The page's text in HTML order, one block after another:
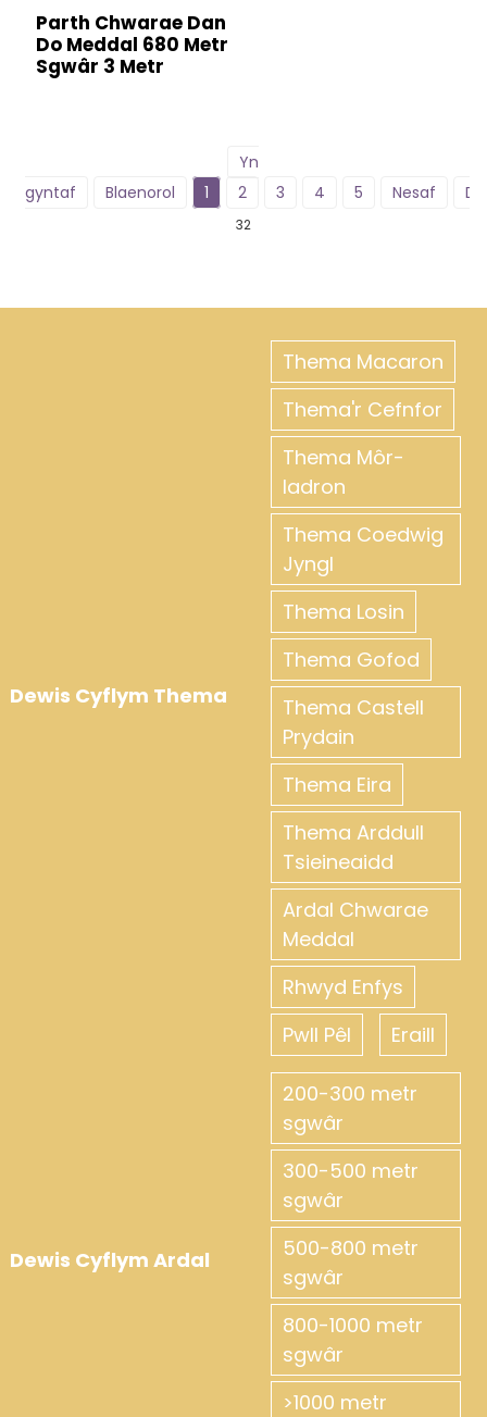
Parth Chwarae Dan
Do Meddal 680 Metr
Sgwâr 3 Metr
Yn
gyntaf
Blaenorol 1 2 3 4 5 Nesaf
32
Dewis Cyflym Thema
Thema Macaron
Thema'r Cefnfor
Thema Môr-
ladron
Thema Coedwig
Jyngl
Thema Losin
Thema Gofod
Thema Castell
Prydain
Thema Eira
Thema Arddull
Tsieineaidd
Ardal Chwarae
Meddal
Rhwyd Enfys
Pwll Pêl
Eraill
Dewis Cyflym Ardal
200-300 metr
sgwâr
300-500 metr
sgwâr
500-800 metr
sgwâr
800-1000 metr
sgwâr
>1000 metr